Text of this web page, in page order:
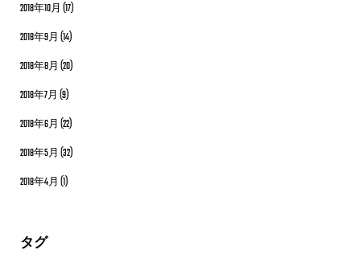
2018年10月 (17)
2018年9月 (14)
2018年8月 (20)
2018年7月 (9)
2018年6月 (22)
2018年5月 (32)
2018年4月 (1)
タグ